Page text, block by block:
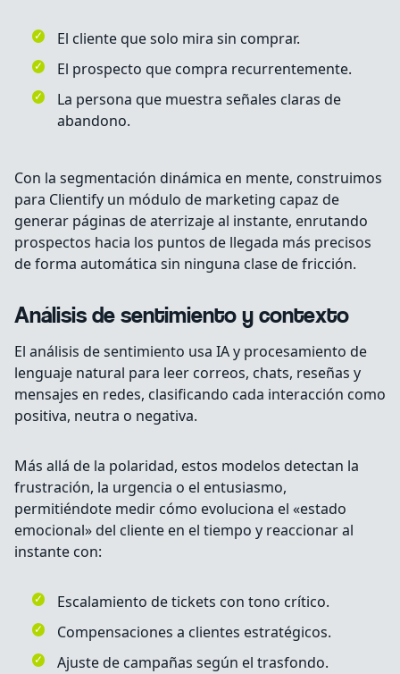
El cliente que solo mira sin comprar.
El prospecto que compra recurrentemente.
La persona que muestra señales claras de
abandono.
Con la segmentación dinámica en mente, construimos
para Clientify un módulo de marketing capaz de
generar páginas de aterrizaje al instante, enrutando
prospectos hacia los puntos de llegada más precisos
de forma automática sin ninguna clase de fricción.
Análisis de sentimiento y contexto
El análisis de sentimiento usa IA y procesamiento de
lenguaje natural para leer correos, chats, reseñas y
mensajes en redes, clasificando cada interacción como
positiva, neutra o negativa.
Más allá de la polaridad, estos modelos detectan la
frustración, la urgencia o el entusiasmo,
permitiéndote medir cómo evoluciona el «estado
emocional» del cliente en el tiempo y reaccionar al
instante con:
Escalamiento de tickets con tono crítico.
Compensaciones a clientes estratégicos.
Ajuste de campañas según el trasfondo.